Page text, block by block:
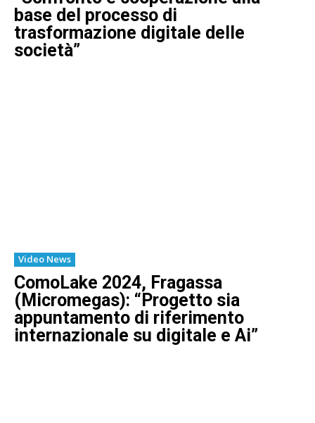
base del processo di
trasformazione digitale delle
società”
Video News
ComoLake 2024, Fragassa
(Micromegas): “Progetto sia
appuntamento di riferimento
internazionale su digitale e Ai”